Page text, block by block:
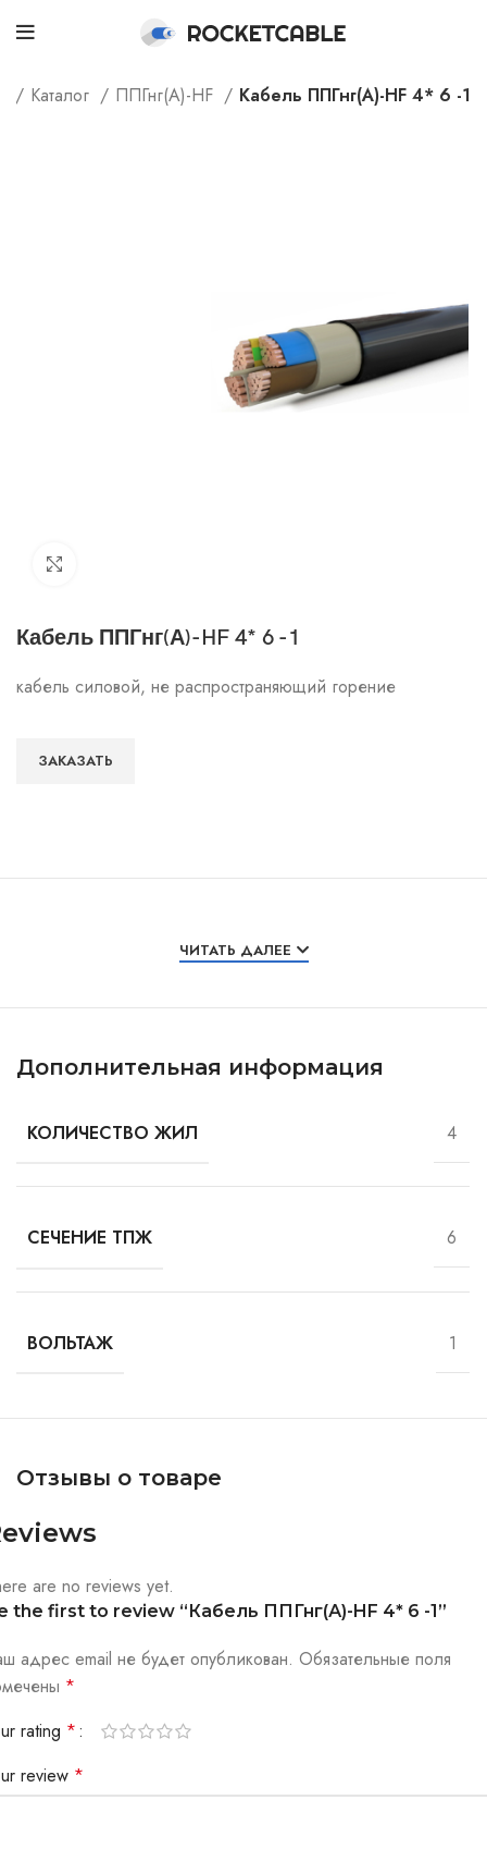
Каталог ППГнг(А)-HF Кабель ППГнг(А)-HF 4* 6 -1
Кабель ППГнг(А)-HF 4* 6 -1
кабель силовой, не распространяющий горение
ЗАКАЗАТЬ
ЧИТАТЬ ДАЛЕЕ
Дополнительная информация
КОЛИЧЕСТВО ЖИЛ 4
СЕЧЕНИЕ ТПЖ 6
ВОЛЬТАЖ 1
Отзывы о товаре
are no reviews yet.
the first to review “Кабель ППГнг(А)-HF 4* 6 -1”
адрес email не будет опубликован. Обязательные поля
*
rating *
review *